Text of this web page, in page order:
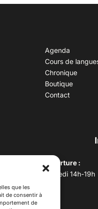
que les
de consentir à
de
Agenda
Cours de
Chronique
Boutique
Contact
Horaires d’ouverture :
Du mardi au vendredi 14h-19h
Samedi 10h –17h
Fermeture lundi